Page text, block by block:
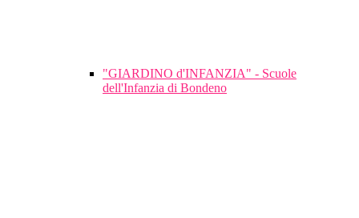
"GIARDINO d'INFANZIA" - Scuole
dell'Infanzia di Bondeno